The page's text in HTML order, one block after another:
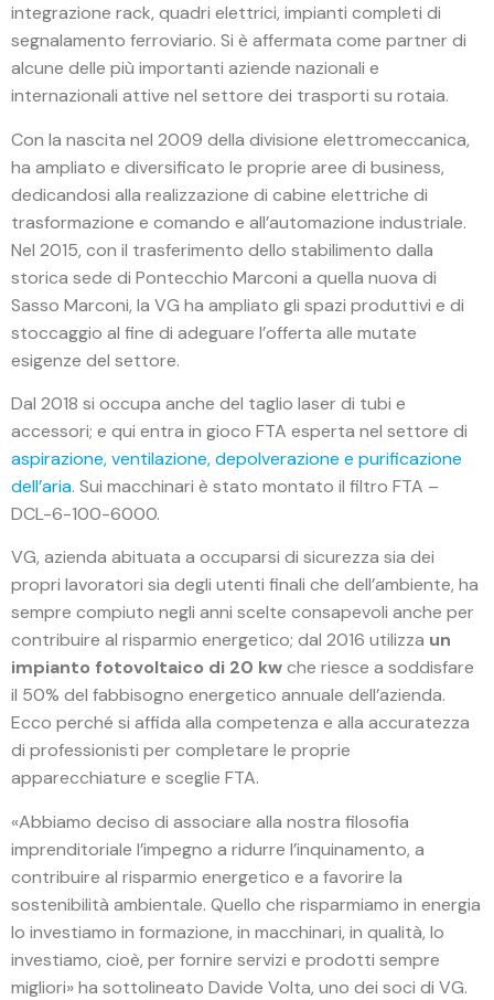
integrazione rack, quadri elettrici, impianti completi di
segnalamento ferroviario. Si è affermata come partner di
alcune delle più importanti aziende nazionali e
internazionali attive nel settore dei trasporti su rotaia.
Con la nascita nel 2009 della divisione elettromeccanica,
ha ampliato e diversificato le proprie aree di business,
dedicandosi alla realizzazione di cabine elettriche di
trasformazione e comando e all’automazione industriale.
Nel 2015, con il trasferimento dello stabilimento dalla
storica sede di Pontecchio Marconi a quella nuova di
Sasso Marconi, la VG ha ampliato gli spazi produttivi e di
stoccaggio al fine di adeguare l’offerta alle mutate
esigenze del settore.
Dal 2018 si occupa anche del taglio laser di tubi e
accessori; e qui entra in gioco FTA esperta nel settore di
aspirazione, ventilazione, depolverazione e purificazione
dell’aria. Sui macchinari è stato montato il filtro FTA –
DCL-6-100-6000.
VG, azienda abituata a occuparsi di sicurezza sia dei
propri lavoratori sia degli utenti finali che dell’ambiente, ha
sempre compiuto negli anni scelte consapevoli anche per
contribuire al risparmio energetico; dal 2016 utilizza un
impianto fotovoltaico di 20 kwche riesce a soddisfare
il 50% del fabbisogno energetico annuale dell’azienda.
Ecco perché si affida alla competenza e alla accuratezza
di professionisti per completare le proprie
apparecchiature e sceglie FTA.
«Abbiamo deciso di associare alla nostra filosofia
imprenditoriale l’impegno a ridurre l’inquinamento, a
contribuire al risparmio energetico e a favorire la
sostenibilità ambientale. Quello che risparmiamo in energia
lo investiamo in formazione, in macchinari, in qualità, lo
investiamo, cioè, per fornire servizi e prodotti sempre
migliori» ha sottolineato Davide Volta, uno dei soci di VG.